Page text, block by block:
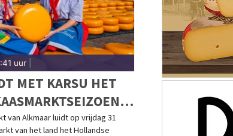
uur|
MET KARSU HET
van Alkmaar luidt op vrijdag 31
van het land het Hollandse